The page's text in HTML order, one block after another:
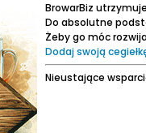
BrowarBiz
Do absolutne
Żeby go móc
Dodaj swoją
Nieustające